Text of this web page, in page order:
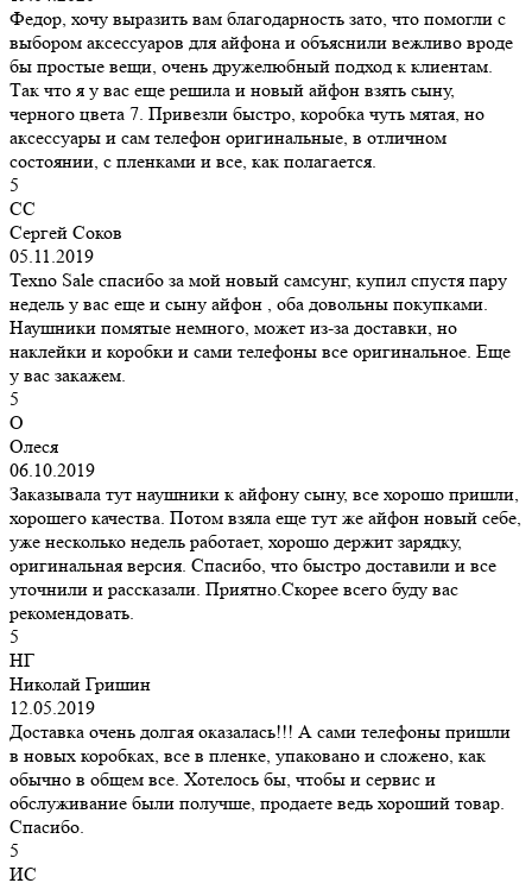
Федор, хочу выразить вам благодарность зато, что помогли с
выбором аксессуаров для айфона и объяснили вежливо вроде
бы простые вещи, очень дружелюбный подход к клиентам.
Так что я у вас еще решила и новый айфон взять сыну,
черного цвета 7. Привезли быстро, коробка чуть мятая, но
аксессуары и сам телефон оригинальные, в отличном
состоянии, с пленками и все, как полагается.
5
СС
Сергей Соков
05.11.2019
Texno Sale спасибо за мой новый самсунг, купил спустя пару
недель у вас еще и сыну айфон , оба довольны покупками.
Наушники помятые немного, может из-за доставки, но
наклейки и коробки и сами телефоны все оригинальное. Еще
у вас закажем.
5
О
Олеся
06.10.2019
Заказывала тут наушники к айфону сыну, все хорошо пришли,
хорошего качества. Потом взяла еще тут же айфон новый себе,
уже несколько недель работает, хорошо держит зарядку,
оригинальная версия. Спасибо, что быстро доставили и все
уточнили и рассказали. Приятно.Скорее всего буду вас
рекомендовать.
5
НГ
Николай Гришин
12.05.2019
Доставка очень долгая оказалась!!! А сами телефоны пришли
в новых коробках, все в пленке, упаковано и сложено, как
обычно в общем все. Хотелось бы, чтобы и сервис и
обслуживание были получше, продаете ведь хороший товар.
Спасибо.
5
ИС